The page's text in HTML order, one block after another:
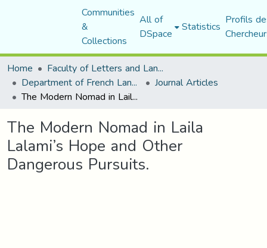
Communities
&
Collections
All of
DSpace Statistics Profils
Home
Faculty of Letters and Languages
Department of French Language and Literature Journal Articles
The Modern Nomad in Laila Lalami’s Hope and Other Dangerous Pursuits.
The Modern Nomad in Laila
Lalami’s Hope and Other
Dangerous Pursuits.